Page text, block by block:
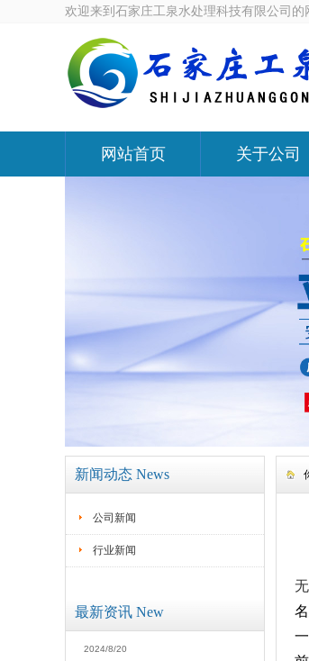
欢迎来到石家庄工泉水处理科技有限公司的
网站首页 关于公司
新闻动态 News
公司新闻
行业新闻
最新资讯 New
2024/8/20